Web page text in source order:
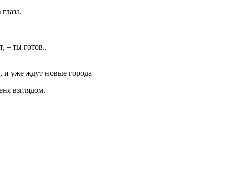
– ты готов..
уже ждут новые города
взглядом.